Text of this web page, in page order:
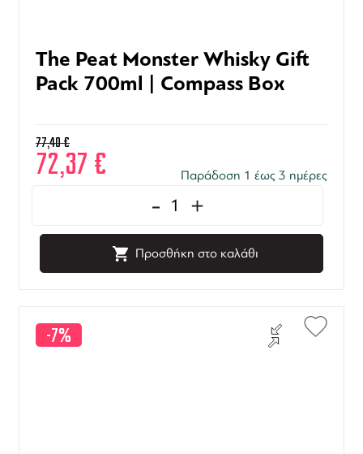
The Peat Monster Whisky Gift
Pack 700ml | Compass Box
77,40€
72,37 € Παράδοση 1 έως 3 ημέρες
- +
Προσθήκη στο καλάθι
-7%